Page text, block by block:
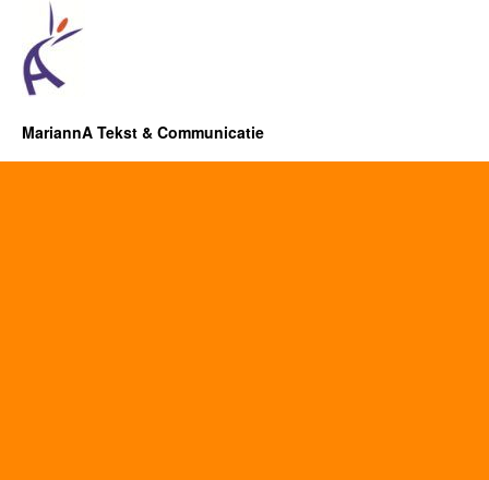
MariannA Tekst & Communicatie